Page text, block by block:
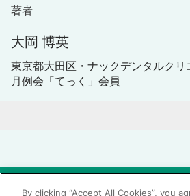
著者
大岡 博英
東京都大田区・ナックデンタルクリ
月例会「てっく」会員
© 2026 GC Corp. 無
By clicking “Accept All Cookies”, you